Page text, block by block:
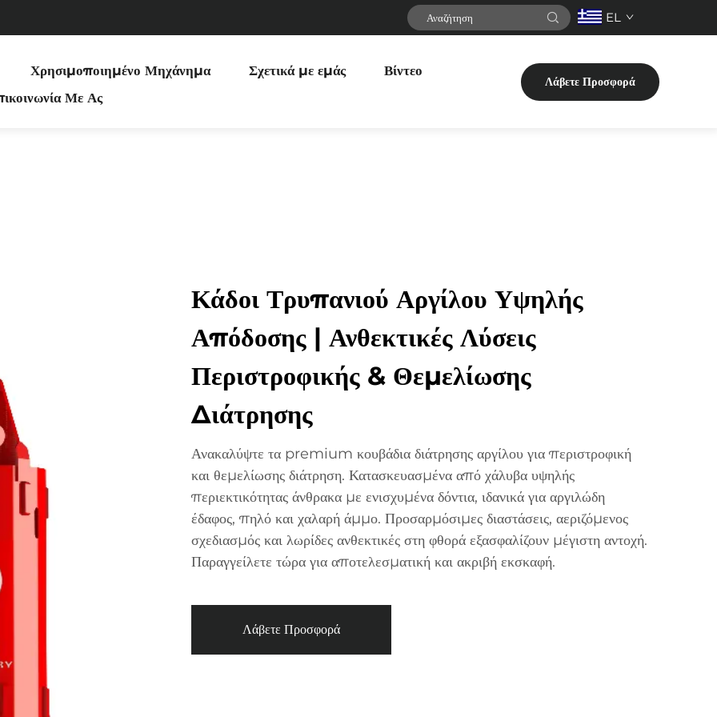
EL
Χρησιμοποιημένο Μηχάνημα Σχετικά με εμάς
Βίντεο
Με Ας
Λάβετε Προσφορά
Κάδοι Τρυπανιού Αργίλου Υψηλής
Απόδοσης | Ανθεκτικές Λύσεις
Περιστροφικής & Θεμελίωσης
Διάτρησης
Ανακαλύψτε τα premium κουβάδια διάτρησης αργίλου για περιστροφική
και θεμελίωσης διάτρηση. Κατασκευασμένα από χάλυβα υψηλής
περιεκτικότητας άνθρακα με ενισχυμένα δόντια, ιδανικά για αργιλώδη
έδαφος, πηλό και χαλαρή άμμο. Προσαρμόσιμες διαστάσεις, αεριζόμενος
σχεδιασμός και λωρίδες ανθεκτικές στη φθορά εξασφαλίζουν μέγιστη αντοχή.
Παραγγείλετε τώρα για αποτελεσματική και ακριβή εκσκαφή.
Λάβετε Προσφορά